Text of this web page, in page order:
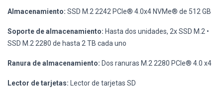
Almacenamiento: SSD M.2 2242 PCIe® 4.0x4 NVMe® de 512 GB
Soporte de almacenamiento: Hasta dos unidades, 2x SSD M.2 •
SSD M.2 2280 de hasta 2 TB cada uno
Ranura de almacenamiento: Dos ranuras M.2 2280 PCIe® 4.0 x4
Lector de tarjetas: Lector de tarjetas SD